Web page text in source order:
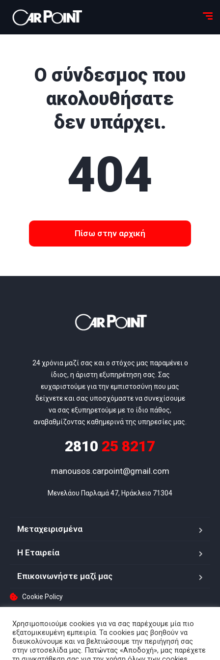
Ο σύνδεσμος που
ακολουθήσατε
δεν υπάρχει.
404
Πίσω στην αρχική
24 χρόνια μαζί σας και ο στόχος μας παραμένει ο
ίδιος, η άριστη εξυπηρέτηση σας. Σας
ευχαριστούμε για την εμπιστοσύνη που μας
δείχνετε και σας υποσχόμαστε να συνεχίσουμε
να σας εξυπηρετούμε με το ίδιο πάθος,
αναβαθμίζοντας καθημερινά της υπηρεσίες μας.
2810 25 8217
manousos.carpoint@gmail.com
Μενελάου Παρλαμά 47, Ηράκλειο 71304
Μεταχειρισμένα
Η Εταιρεία
Επικοινωνήστε μαζί μας
Cookie Policy
Copyright © 2022. All rights reserved.
Χρησιμοποιούμε cookies για να σας παρέχουμε μία πιο
εξατομικευμένη εμπειρία. Τα cookies μας βοηθούν να
διευκολύνουμε και να βελτιώσουμε την περιήγησή σας
στην ιστοσελίδα μας. Πατώντας «Αποδοχή», μας παρέχετε